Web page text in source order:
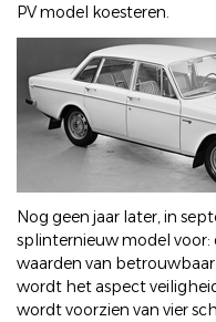
PV model koesteren.
Nog geen jaar later, in
splinternieuw model voor:
waarden van
wordt het aspect
wordt voorzien van vier